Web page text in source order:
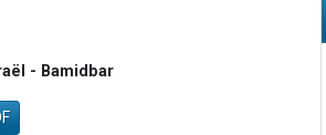
- Bamidbar